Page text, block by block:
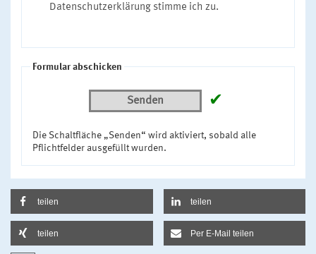
Datenschutzerklärung stimme ich zu.
Formular abschicken
Senden ✔
Die Schaltfläche „Senden“ wird aktiviert, sobald alle
Pflichtfelder ausgefüllt wurden.
teilen teilen
teilen Per E-Mail teilen